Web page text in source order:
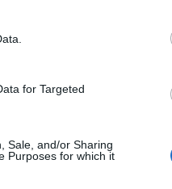
for Targeted
Sale, and/or Sharing
Purposes for which it
έναν νέο
της
προϊόντων
της
συμβάλλουν